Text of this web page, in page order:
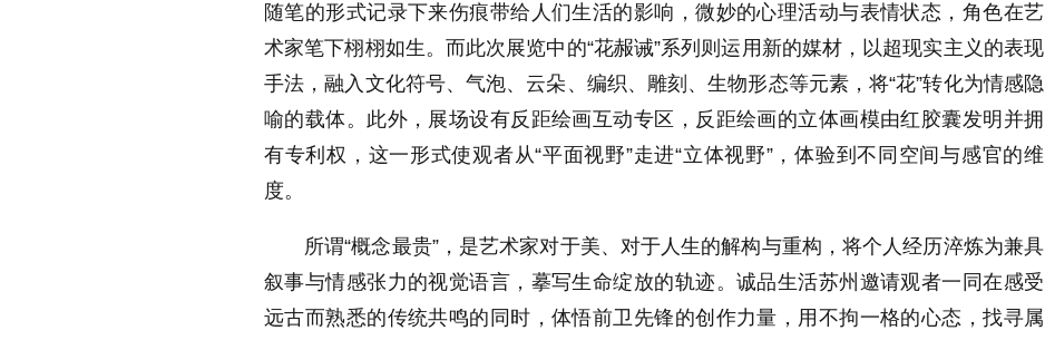
随笔的形式记录下来伤痕带给人们生活的影响，微妙的心理活动与表情状态，角色在艺
术家笔下栩栩如生。而此次展览中的“花赧诫”系列则运用新的媒材，以超现实主义的表现
手法，融入文化符号、气泡、云朵、编织、雕刻、生物形态等元素，将“花”转化为情感隐
喻的载体。此外，展场设有反距绘画互动专区，反距绘画的立体画模由红胶囊发明并拥
有专利权，这一形式使观者从“平面视野”走进“立体视野”，体验到不同空间与感官的维
度。
所谓“概念最贵”，是艺术家对于美、对于人生的解构与重构，将个人经历淬炼为兼具
叙事与情感张力的视觉语言，摹写生命绽放的轨迹。诚品生活苏州邀请观者一同在感受
远古而熟悉的传统共鸣的同时，体悟前卫先锋的创作力量，用不拘一格的心态，找寻属